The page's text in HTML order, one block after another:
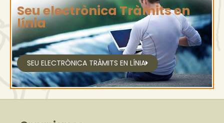
Seu electrònica Tràmits en
línia
SEU ELECTRÒNICA TRÀMITS EN LÍNIA